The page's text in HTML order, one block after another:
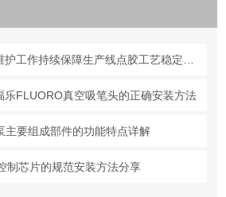
落实点胶机常态化维护工作持续保障生产线点胶工艺稳定合规
乐FLUORO真空吸笔头的正确安装方法
主要组成部件的功能特点详解
制芯片的规范安装方法分享